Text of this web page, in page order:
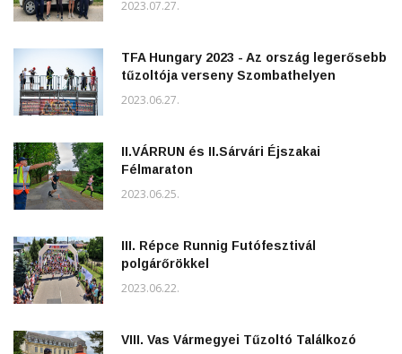
2023.07.27.
TFA Hungary 2023 - Az ország legerősebb
tűzoltója verseny Szombathelyen
2023.06.27.
II.VÁRRUN és II.Sárvári Éjszakai
Félmaraton
2023.06.25.
III. Répce Runnig Futófesztivál
polgárőrökkel
2023.06.22.
VIII. Vas Vármegyei Tűzoltó Találkozó